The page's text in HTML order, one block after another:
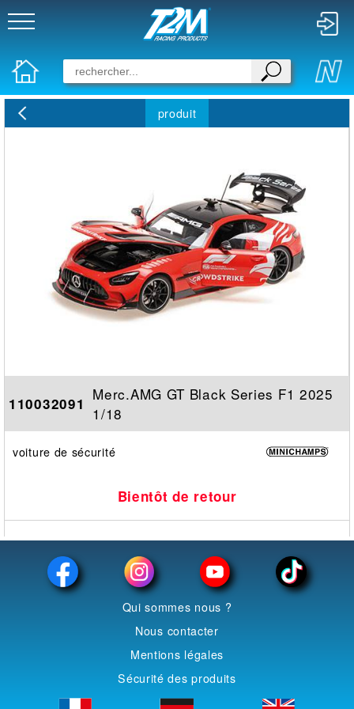
produit
110032091 Merc.AMG GT Black Series F1 2025
1/18
voiture de sécurité
Bientôt de retour
Qui sommes nous ?
Nous contacter
Mentions légales
Sécurité des produits